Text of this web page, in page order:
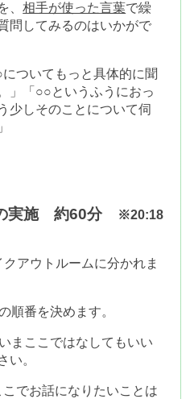
、相手が使った言葉で繰
問してみるのはいかがで
ついてもっと具体的に聞
」「○○というふうにおっ
少しそのことについて伺
実施　約60分
※20:18
アウトルームに分かれま
順番を決めます。
まここではなしてもいい
い。
こでお話になりたいことは